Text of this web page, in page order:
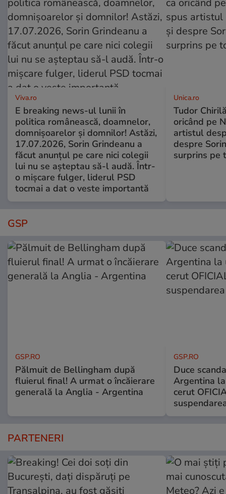
Viva.ro
E breaking news-ul lunii în
politica românească, doamnelor,
domnișoarelor și domnilor! Astăzi,
17.07.2026, Sorin Grindeanu a
făcut anunțul pe care nici colegii
lui nu se așteptau să-l audă. Într-
o mișcare fulger, liderul PSD
tocmai a dat o veste importantă
Unica.ro
Tudor
oricând pe
artistul
despre
surprins pe
GSP
GSP.RO
Pălmuit de Bellingham după
fluierul final! A urmat o încăierare
generală la Anglia - Argentina
GSP.RO
Duce
Argentina
cerut
PARTENERI